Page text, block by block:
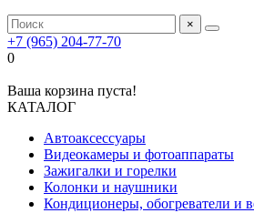
×
+7 (965) 204-77-70
0
Ваша корзина пуста!
КАТАЛОГ
Автоаксессуары
Видеокамеры и фотоаппараты
Зажигалки и горелки
Колонки и наушники
Кондиционеры, обогреватели и